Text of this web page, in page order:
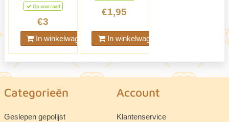
Op voorraad
€3
In winkelwagen
€1,95
In winkelwagen
Categorieën
Geslepen gepolijst
Account
Klantenservice